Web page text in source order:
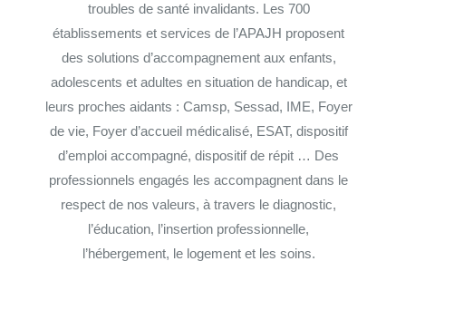
troubles de santé invalidants. Les 700
établissements et services de l’APAJH proposent
des solutions d’accompagnement aux enfants,
adolescents et adultes en situation de handicap, et
leurs proches aidants : Camsp, Sessad, IME, Foyer
de vie, Foyer d’accueil médicalisé, ESAT, dispositif
d’emploi accompagné, dispositif de répit … Des
professionnels engagés les accompagnent dans le
respect de nos valeurs, à travers le diagnostic,
l’éducation, l’insertion professionnelle,
l’hébergement, le logement et les soins.